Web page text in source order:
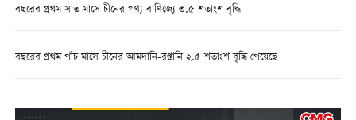
বছরের প্রথম সাত মাসে চীনের পণ্য বাণিজ্যে ৩.৫ শতাংশ বৃদ্ধি
বছরের প্রথম পাঁচ মাসে চীনের আমদানি-রপ্তানি ২.৫ শতাংশ বৃদ্ধি পেয়েছে